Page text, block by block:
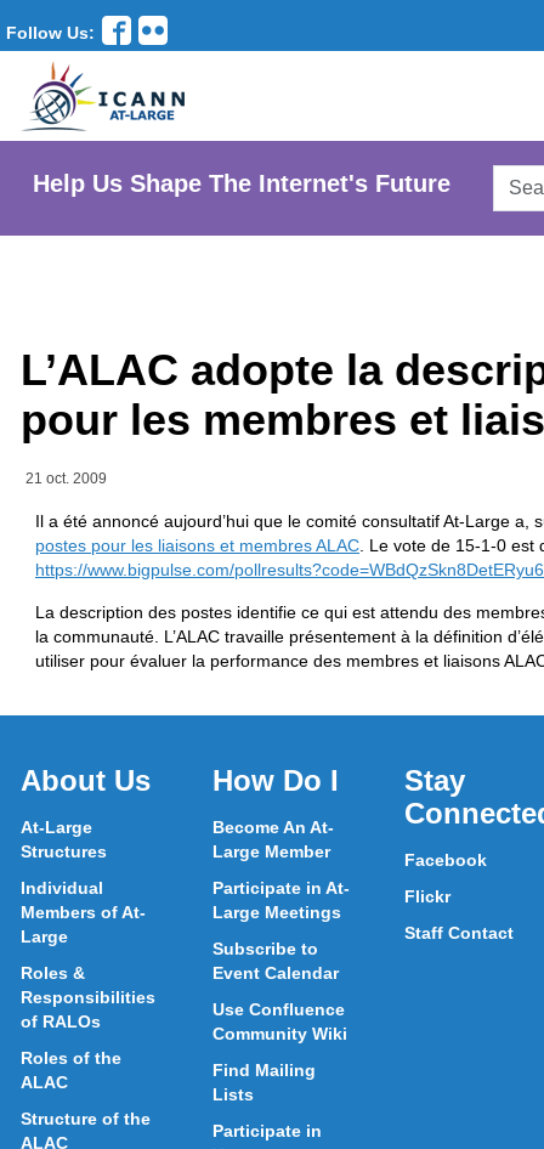
Follow Us:
Help Us Shape The Internet's Future
L’ALAC adopte la
pour les membres et
21 oct. 2009
Il a été annoncé aujourd’hui que le comité consultatif At-Large a,
postes pour les liaisons et membres ALAC . Le vote de 15-1-0
https://www.bigpulse.com/
La description des postes identifie ce qui est attendu des
la communauté. L’ALAC travaille présentement à la définition
utiliser pour évaluer la performance des membres et liaisons
About Us
At-Large
Structures
Individual
Members of At-
Large
Roles &
Responsibilities
of RALOs
Roles of the
ALAC
Structure of the
ALAC
How Do I
Become An At-
Large Member
Participate in At-
Large Meetings
Subscribe to
Event Calendar
Use Confluence
Community Wiki
Find Mailing
Lists
Participate in
Stay
Facebook
Flickr
Staff Contact